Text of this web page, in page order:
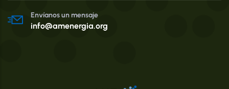
Envíanos un mensaje
info@amenergia.org